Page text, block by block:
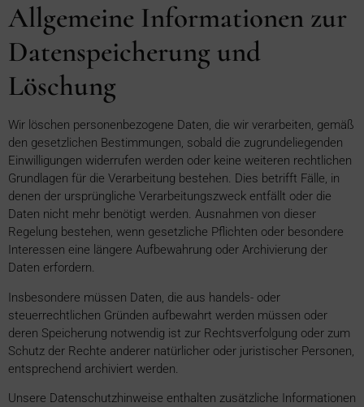
Allgemeine Informationen zur
Datenspeicherung und
Löschung
Wir löschen personenbezogene Daten, die wir verarbeiten, gemäß
den gesetzlichen Bestimmungen, sobald die zugrundeliegenden
Einwilligungen widerrufen werden oder keine weiteren rechtlichen
Grundlagen für die Verarbeitung bestehen. Dies betrifft Fälle, in
denen der ursprüngliche Verarbeitungszweck entfällt oder die
Daten nicht mehr benötigt werden. Ausnahmen von dieser
Regelung bestehen, wenn gesetzliche Pflichten oder besondere
Interessen eine längere Aufbewahrung oder Archivierung der
Daten erfordern.
Insbesondere müssen Daten, die aus handels- oder
steuerrechtlichen Gründen aufbewahrt werden müssen oder
deren Speicherung notwendig ist zur Rechtsverfolgung oder zum
Schutz der Rechte anderer natürlicher oder juristischer Personen,
entsprechend archiviert werden.
Unsere Datenschutzhinweise enthalten zusätzliche Informationen